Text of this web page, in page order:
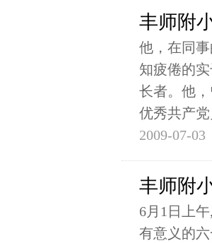
丰师附
他，在同
知疲倦的
长者。他
优秀共产
2009-07-03
丰师附
6月1日上
有意义的